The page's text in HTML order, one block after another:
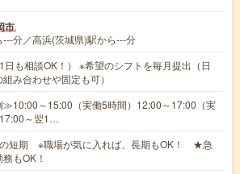
市
---分／高浜(茨城県)駅から---分
日も相談OK！） ※希望のシフトを毎月提出（日
み合わせや固定も可）
～15:00（実働5時間）12:00～17:00（実
～翌1…
短期 ※職場が気に入れば、長期もOK！ ★急
もOK！